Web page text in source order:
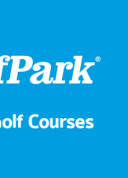
Courses